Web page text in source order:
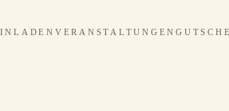
VERANSTALTUNGEN